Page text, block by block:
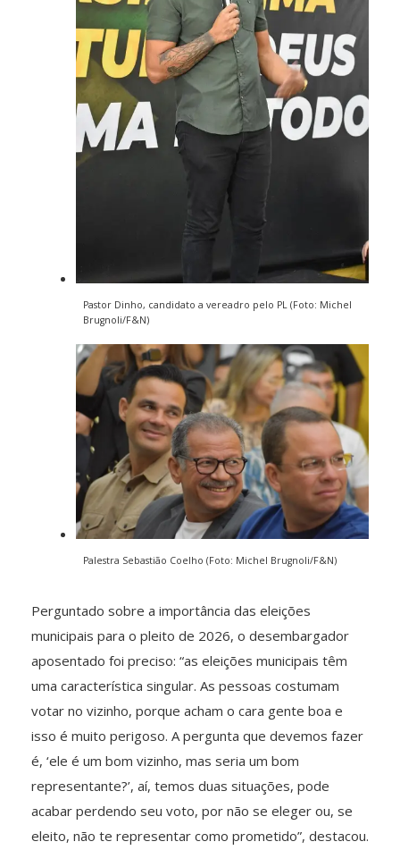
Pastor Dinho, candidato a vereadro pelo PL (Foto: Michel
Brugnoli/F&N)
Palestra Sebastião Coelho (Foto: Michel Brugnoli/F&N)
Perguntado sobre a importância das eleições
municipais para o pleito de 2026, o desembargador
aposentado foi preciso: “as eleições municipais têm
uma característica singular. As pessoas costumam
votar no vizinho, porque acham o cara gente boa e
isso é muito perigoso. A pergunta que devemos fazer
é, ‘ele é um bom vizinho, mas seria um bom
representante?’, aí, temos duas situações, pode
acabar perdendo seu voto, por não se eleger ou, se
eleito, não te representar como prometido”, destacou.